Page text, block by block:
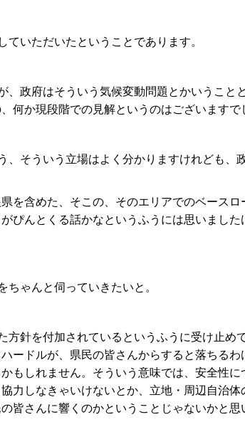
いただいたということであります。
政府はそういう気候変動問題とかいうこと
か現段階での見解というのはございますで
そういう立場はよく分かりますけれども、
を含めた、そこの、そのエリアでのベースロ
ぴんとくる話かなというふうには思いました
ゃんと伺っていきたいと。
針を付加されているというふうに受け止め
ードルが、県民の皆さんからすると落ちる
もしれません。そういう意味では、安全性に
力しなきゃいけないとか、立地・周辺自治体
さんに響くのかということじゃないかと思